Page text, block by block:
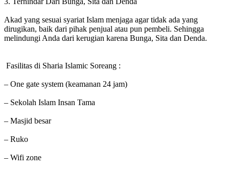
Akad yang sesuai syariat Islam menjaga agar tidak ada yang
dirugikan, baik dari pihak penjual atau pun pembeli. Sehingga
melindungi Anda dari kerugian karena Bunga, Sita dan Denda.
Fasilitas di Sharia Islamic Soreang :
– One gate system (keamanan 24 jam)
– Sekolah Islam Insan Tama
– Masjid besar
– Ruko
– Wifi zone